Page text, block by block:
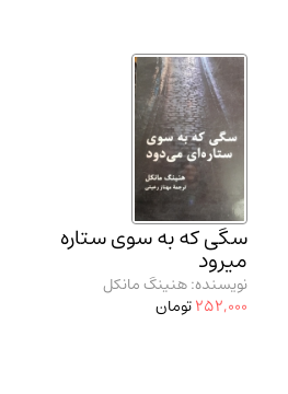
سگی که به سوی ستاره
میرود
نویسنده: هنینگ مانکل
252,000تومان